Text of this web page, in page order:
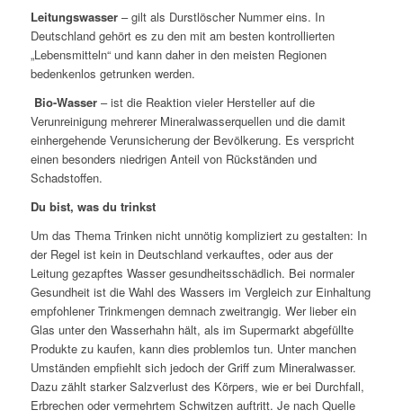
Leitungswasser– gilt als Durstlöscher Nummer eins. In
Deutschland gehört es zu den mit am besten kontrollierten
„Lebensmitteln“ und kann daher in den meisten Regionen
bedenkenlos getrunken werden.
Bio-Wasser– ist die Reaktion vieler Hersteller auf die
Verunreinigung mehrerer Mineralwasserquellen und die damit
einhergehende Verunsicherung der Bevölkerung. Es verspricht
einen besonders niedrigen Anteil von Rückständen und
Schadstoffen.
Du bist, was du trinkst
Um das Thema Trinken nicht unnötig kompliziert zu gestalten: In
der Regel ist kein in Deutschland verkauftes, oder aus der
Leitung gezapftes Wasser gesundheitsschädlich. Bei normaler
Gesundheit ist die Wahl des Wassers im Vergleich zur Einhaltung
empfohlener Trinkmengen demnach zweitrangig. Wer lieber ein
Glas unter den Wasserhahn hält, als im Supermarkt abgefüllte
Produkte zu kaufen, kann dies problemlos tun. Unter manchen
Umständen empfiehlt sich jedoch der Griff zum Mineralwasser.
Dazu zählt starker Salzverlust des Körpers, wie er bei Durchfall,
Erbrechen oder vermehrtem Schwitzen auftritt. Je nach Quelle